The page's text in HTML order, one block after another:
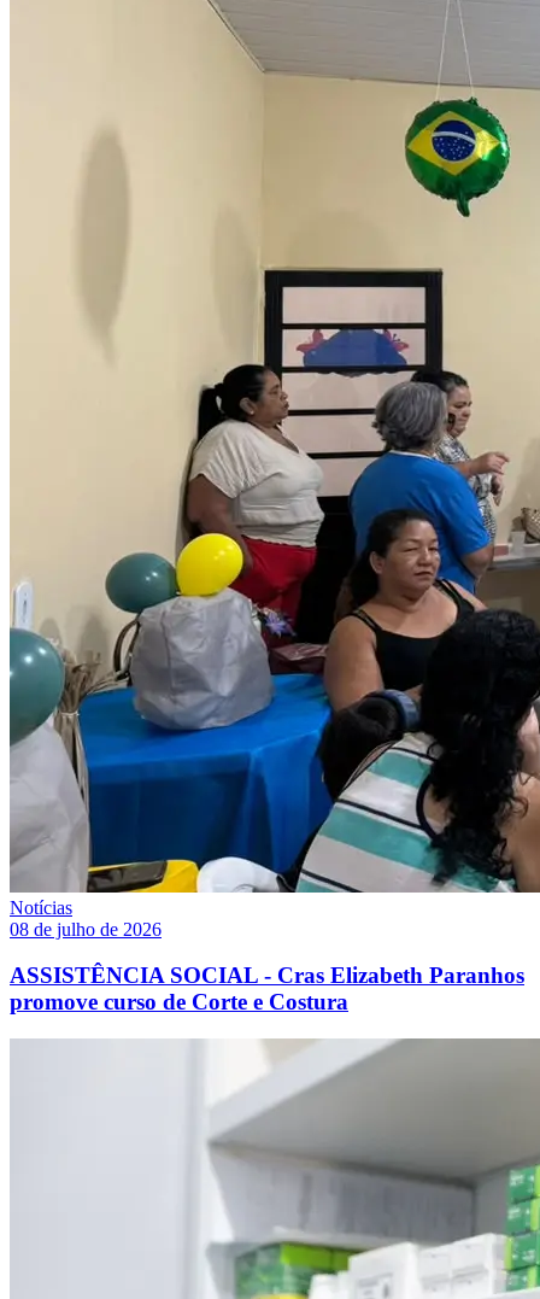
Notícias
08 de julho de 2026
ASSISTÊNCIA SOCIAL - Cras Elizabeth Paranhos
promove curso de Corte e Costura